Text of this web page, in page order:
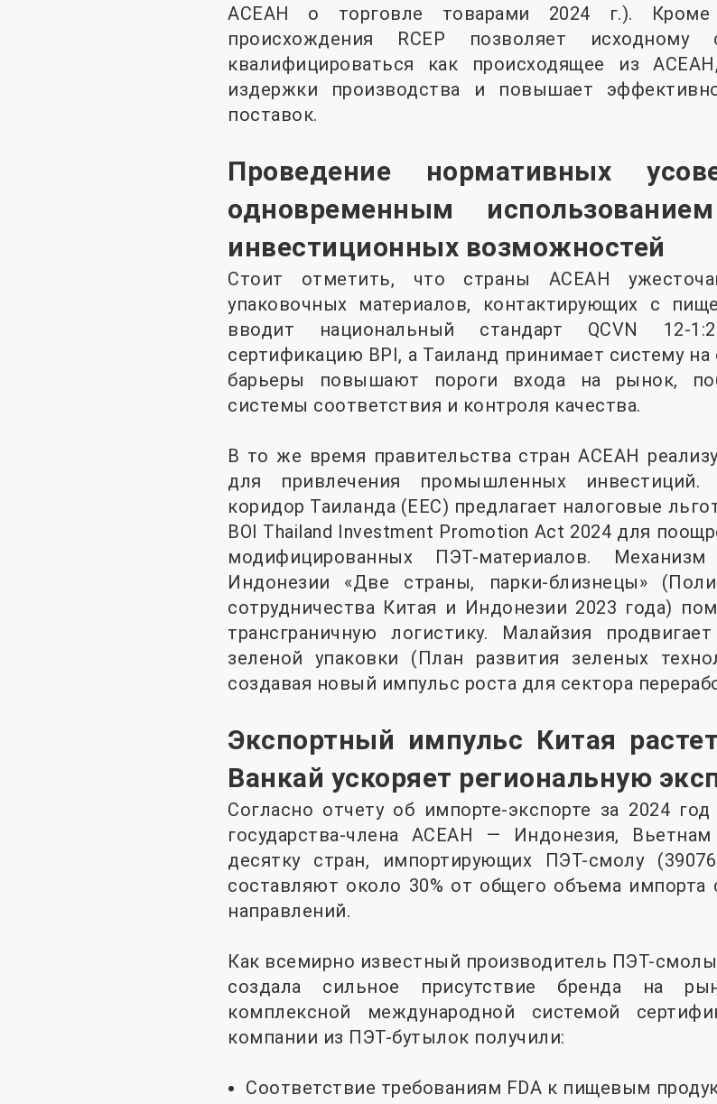
АСЕАН о торговле товарами 2024 г.). Кроме
происхождения RCEP позволяет
квалифицироваться как происходящее из
издержки производства и повышает
поставок.
Проведение нормативных
одновременным
инвестиционных возможностей
Стоит отметить, что страны АСЕАН
упаковочных материалов, контактирующих с
вводит национальный стандарт QCVN 12-
сертификацию BPI, а Таиланд принимает систему на
барьеры повышают пороги входа на рынок,
системы соответствия и контроля качества.
В то же время правительства стран АСЕАН
для привлечения промышленных инвестиций.
коридор Таиланда (EEC) предлагает налоговые
BOI Thailand Investment Promotion Act 2024 для
модифицированных ПЭТ-материалов.
Индонезии «Две страны, парки-близнецы»
сотрудничества Китая и Индонезии 2023 года)
трансграничную логистику. Малайзия
зеленой упаковки (План развития зеленых
создавая новый импульс роста для сектора
Экспортный импульс Китая
Ванкай ускоряет региональную
Согласно отчету об импорте-экспорте за 2024
государства-члена АСЕАН — Индонезия,
десятку стран, импортирующих ПЭТ-смолу
составляют около 30% от общего объема импорта
направлений.
Как всемирно известный производитель ПЭТ-
создала сильное присутствие бренда на
комплексной международной системой
компании из ПЭТ-бутылок получили:
Соответствие требованиям FDA к пищевым